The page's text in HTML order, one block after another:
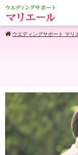
ウエディングサポート マリ